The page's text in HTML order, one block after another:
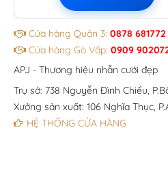
Cửa hàng Quận 3: 0878 681772
Cửa hàng Gò Vấp: 0909
APJ - Thương hiệu nhẫn cưới đẹp
Trụ sở: 738 Nguyễn Đình Chiểu,
Xưởng sản xuất: 106 Nghĩa Thục,
HỆ THỐNG CỬA HÀNG